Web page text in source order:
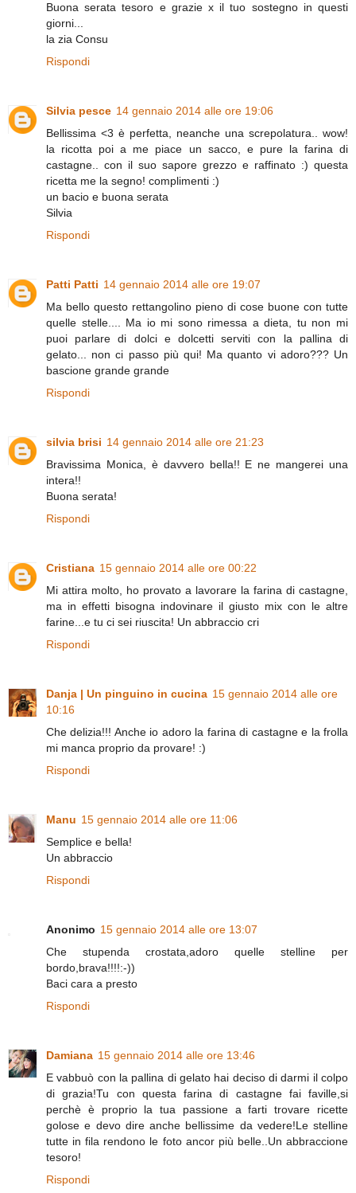
Buona serata tesoro e grazie x il tuo sostegno in questi
giorni...
la zia Consu
Rispondi
Silvia pesce 14 gennaio 2014 alle ore 19:06
Bellissima <3 è perfetta, neanche una screpolatura.. wow!
la ricotta poi a me piace un sacco, e pure la farina di
castagne.. con il suo sapore grezzo e raffinato :) questa
ricetta me la segno! complimenti :)
un bacio e buona serata
Silvia
Rispondi
Patti Patti 14 gennaio 2014 alle ore 19:07
Ma bello questo rettangolino pieno di cose buone con tutte
quelle stelle.... Ma io mi sono rimessa a dieta, tu non mi
puoi parlare di dolci e dolcetti serviti con la pallina di
gelato... non ci passo più qui! Ma quanto vi adoro??? Un
bascione grande grande
Rispondi
silvia brisi 14 gennaio 2014 alle ore 21:23
Bravissima Monica, è davvero bella!! E ne mangerei una
intera!!
Buona serata!
Rispondi
Cristiana 15 gennaio 2014 alle ore 00:22
Mi attira molto, ho provato a lavorare la farina di castagne,
ma in effetti bisogna indovinare il giusto mix con le altre
farine...e tu ci sei riuscita! Un abbraccio cri
Rispondi
Danja | Un pinguino in cucina 15 gennaio 2014 alle ore
10:16
Che delizia!!! Anche io adoro la farina di castagne e la frolla
mi manca proprio da provare! :)
Rispondi
Manu 15 gennaio 2014 alle ore 11:06
Semplice e bella!
Un abbraccio
Rispondi
Anonimo 15 gennaio 2014 alle ore 13:07
Che stupenda crostata,adoro quelle stelline per
bordo,brava!!!!:-))
Baci cara a presto
Rispondi
Damiana 15 gennaio 2014 alle ore 13:46
E vabbuò con la pallina di gelato hai deciso di darmi il colpo
di grazia!Tu con questa farina di castagne fai faville,si
perchè è proprio la tua passione a farti trovare ricette
golose e devo dire anche bellissime da vedere!Le stelline
tutte in fila rendono le foto ancor più belle..Un abbraccione
tesoro!
Rispondi